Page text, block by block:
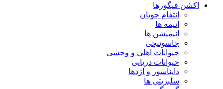
اکشن فیگورها
انتقام جویان
انیمه ها
انیمیشن ها
جاسوئیچی
حیوانات اهلی و وحشی
حیوانات دریایی
دایناسور و اژدها
سلبریتی ها